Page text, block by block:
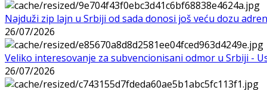
Najduži zip lajn u Srbiji od sada donosi još veću dozu
26/07/2026
Veliko interesovanje za subvencionisani odmor u Srbiji -
26/07/2026